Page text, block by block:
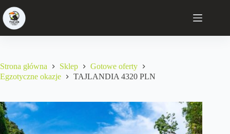
Strona główna Sklep
Gotowe oferty
Egzotyczne okazje
TAJLANDIA 4320 PLN